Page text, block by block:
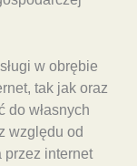
w obrębie
tak jak oraz
do własnych
względu od
przez internet